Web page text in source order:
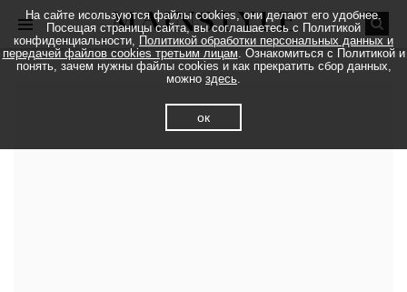
На сайте исользуются файлы cookies, они делают его удобнее.
Посещая страницы сайта, вы соглашаетесь с Политикой
конфиденциальности, Политикой обработки персональных данных и
передачей файлов cookies третьим лицам. Ознакомиться с Политикой и
понять, зачем нужны файлы cookies и как прекратить сбор данных,
можно здесь.
ок